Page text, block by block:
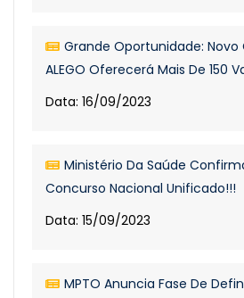
Grande Oportunidade: Novo
ALEGO Oferecerá Mais De 150
Data: 16/09/2023
Ministério Da Saúde
Concurso Nacional Unificado!!!
Data: 15/09/2023
MPTO Anuncia Fase De